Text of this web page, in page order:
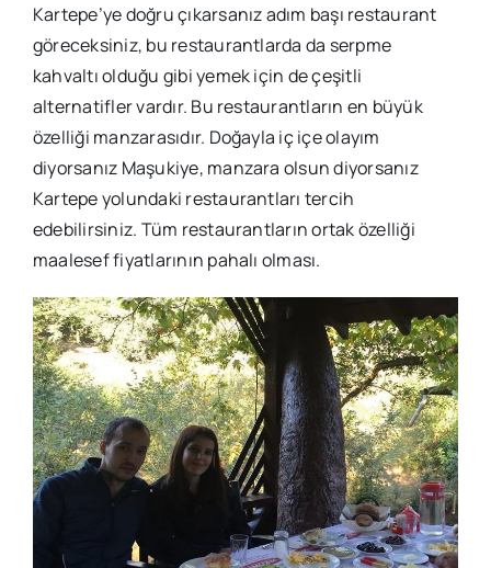
Kartepe’ye doğru çıkarsanız adım başı restaurant
göreceksiniz, bu restaurantlarda da serpme
kahvaltı olduğu gibi yemek için de çeşitli
alternatifler vardır. Bu restaurantların en büyük
özelliği manzarasıdır. Doğayla iç içe olayım
diyorsanız Maşukiye, manzara olsun diyorsanız
Kartepe yolundaki restaurantları tercih
edebilirsiniz. Tüm restaurantların ortak özelliği
maalesef fiyatlarının pahalı olması.